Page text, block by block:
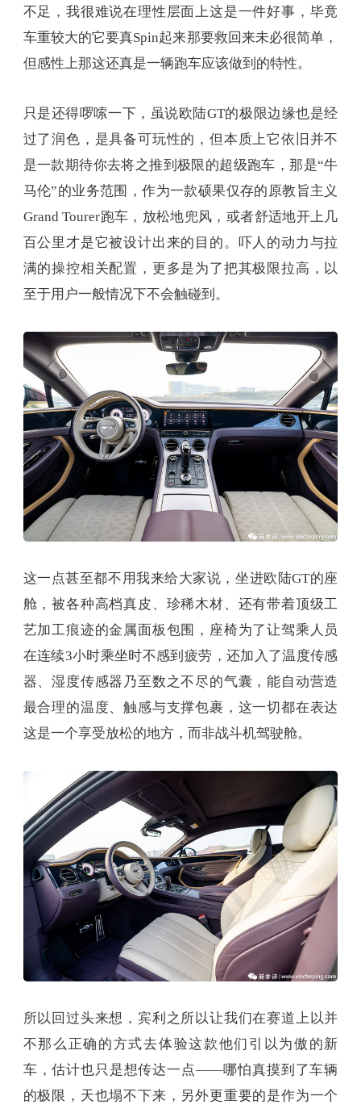
不足，我很难说在理性层面上这是一件好事，毕竟
车重较大的它要真Spin起来那要救回来未必很简单，
但感性上那这还真是一辆跑车应该做到的特性。
只是还得啰嗦一下，虽说欧陆GT的极限边缘也是经
过了润色，是具备可玩性的，但本质上它依旧并不
是一款期待你去将之推到极限的超级跑车，那是“牛
马伦”的业务范围，作为一款硕果仅存的原教旨主义
Grand Tourer跑车，放松地兜风，或者舒适地开上几
百公里才是它被设计出来的目的。吓人的动力与拉
满的操控相关配置，更多是为了把其极限拉高，以
至于用户一般情况下不会触碰到。
这一点甚至都不用我来给大家说，坐进欧陆GT的座
舱，被各种高档真皮、珍稀木材、还有带着顶级工
艺加工痕迹的金属面板包围，座椅为了让驾乘人员
在连续3小时乘坐时不感到疲劳，还加入了温度传感
器、湿度传感器乃至数之不尽的气囊，能自动营造
最合理的温度、触感与支撑包裹，这一切都在表达
这是一个享受放松的地方，而非战斗机驾驶舱。
所以回过头来想，宾利之所以让我们在赛道上以并
不那么正确的方式去体验这款他们引以为傲的新
车，估计也只是想传达一点——哪怕真摸到了车辆
的极限，天也塌不下来，另外更重要的是作为一个